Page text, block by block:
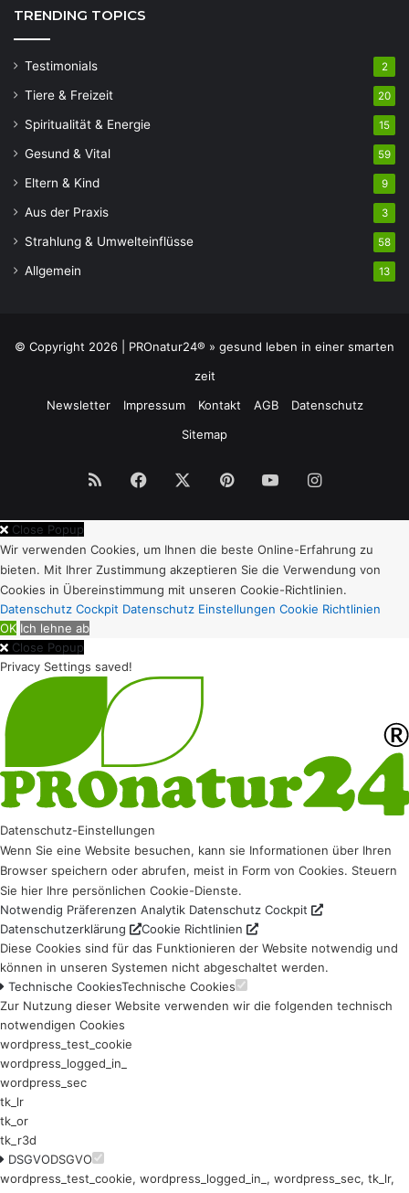
TRENDING TOPICS
Testimonials 2
Tiere & Freizeit 20
Spiritualität & Energie 15
Gesund & Vital 59
Eltern & Kind 9
Aus der Praxis 3
Strahlung & Umwelteinflüsse 58
Allgemein 13
© Copyright 2026 | PROnatur24® » gesund leben in einer smarten
zeit
Newsletter
Impressum Kontakt AGB
Datenschutz
Sitemap
RSS Facebook PinterestYouTubeInstagram
Close Popup
Wir verwenden Cookies, um Ihnen die beste Online-Erfahrung zu
bieten. Mit Ihrer Zustimmung akzeptieren Sie die Verwendung von
Cookies in Übereinstimmung mit unseren Cookie-Richtlinien.
Datenschutz Cockpit Datenschutz Einstellungen Cookie Richtlinien
OK Ich lehne ab
Close Popup
Privacy Settings saved!
Datenschutz-Einstellungen
Wenn Sie eine Website besuchen, kann sie Informationen über Ihren
Browser speichern oder abrufen, meist in Form von Cookies. Steuern
Sie hier Ihre persönlichen Cookie-Dienste.
Notwendig Präferenzen Analytik Datenschutz Cockpit
Datenschutzerklärung
Cookie Richtlinien
Diese Cookies sind für das Funktionieren der Website notwendig und
können in unseren Systemen nicht abgeschaltet werden.
Technische CookiesTechnische Cookies
Zur Nutzung dieser Website verwenden wir die folgenden technisch
notwendigen Cookies
wordpress_test_cookie
wordpress_logged_in_
wordpress_sec
tk_lr
tk_or
tk_r3d
DSGVODSGVO
wordpress_test_cookie, wordpress_logged_in_, wordpress_sec, tk_lr,